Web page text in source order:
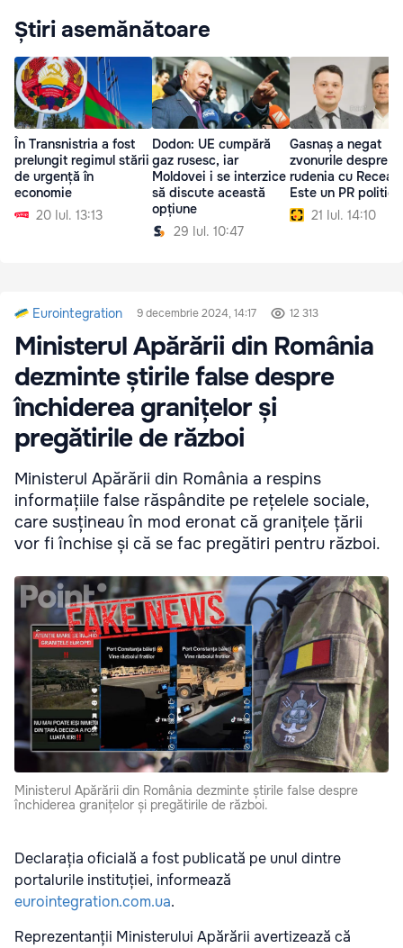
Știri asemănătoare
În Transnistria a fost
prelungit regimul stării
de urgență în
economie
20 Iul. 13:13
Dodon: UE cumpără
gaz rusesc, iar
Moldovei i se interzice
să discute această
opțiune
29 Iul. 10:47
Gasnaș a negat
zvonurile despre
rudenia cu Recean:
Este un PR politic
21 Iul. 14:10
Eurointegration 9 decembrie 2024, 14:17 12 313
Ministerul Apărării din România
dezminte știrile false despre
închiderea granițelor și
pregătirile de război
Ministerul Apărării din România a respins
informațiile false răspândite pe rețelele sociale,
care susțineau în mod eronat că granițele țării
vor fi închise și că se fac pregătiri pentru război.
Ministerul Apărării din România dezminte știrile false despre
închiderea granițelor și pregătirile de război.
Declarația oficială a fost publicată pe unul dintre
portalurile instituției, informează
eurointegration.com.ua.
Reprezentanții Ministerului Apărării avertizează că